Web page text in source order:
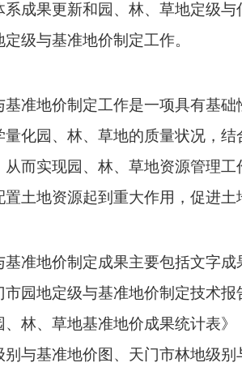
成果更新和园、林、草地定级
级与基准地价制定工作。
基准地价制定工作是一项具有基
化园、林、草地的质量状况，
而实现园、林、草地资源管理
土地资源起到重大作用，促进土
基准地价制定成果主要包括文字
园地定级与基准地价制定技术
林、草地基准地价成果统计表
与基准地价图、天门市林地级